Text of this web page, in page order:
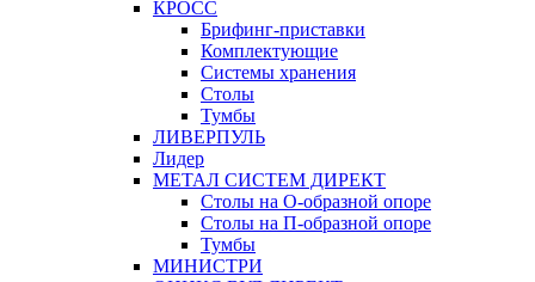
КРОСС
Брифинг-приставки
Комплектующие
Системы хранения
Столы
Тумбы
ЛИВЕРПУЛЬ
Лидер
МЕТАЛ СИСТЕМ ДИРЕКТ
Столы на О-образной опоре
Столы на П-образной опоре
Тумбы
МИНИСТРИ